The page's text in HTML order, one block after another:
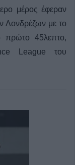
μέρος έφεραν
Λονδρέζων με το
πρώτο 45λεπτο,
League του